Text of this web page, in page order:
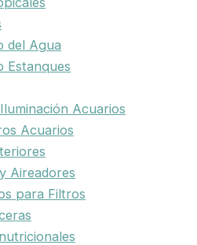
del Agua
Estanques
Acuarios
Acuarios
Aireadores
para Filtros